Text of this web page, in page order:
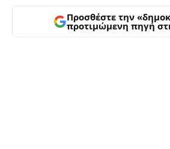
Προσθέστε την
προτιμώμενη πηγή